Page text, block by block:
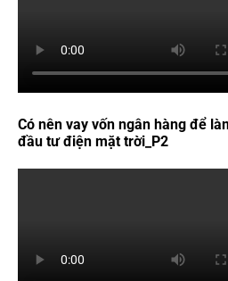
Có nên vay vốn ngân hàng để
đầu tư điện mặt trời_P2